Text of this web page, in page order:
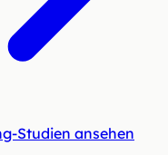
Studien ansehen